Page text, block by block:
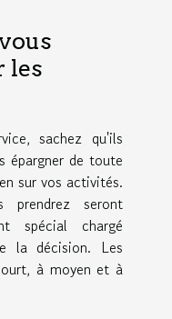
les
sachez qu'ils
épargner de toute
sur vos activités.
prendrez seront
spécial chargé
la décision. Les
à moyen et à